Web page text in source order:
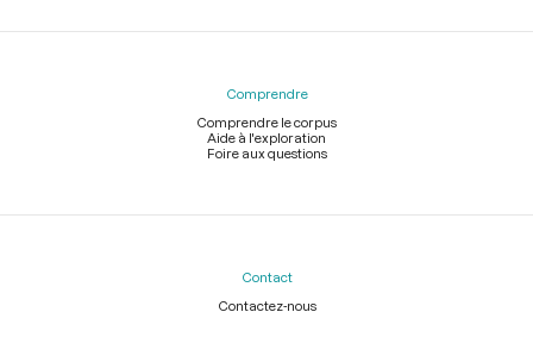
Comprendre
Comprendre le corpus
Aide à l'exploration
Foire aux questions
Contact
Contactez-nous